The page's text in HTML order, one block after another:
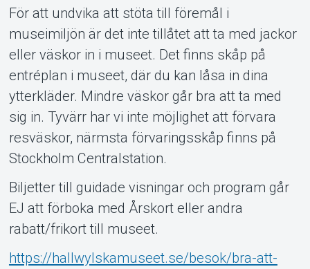
För att undvika att stöta till föremål i
museimiljön är det inte tillåtet att ta med jackor
eller väskor in i museet. Det finns skåp på
entréplan i museet, där du kan låsa in dina
ytterkläder. Mindre väskor går bra att ta med
sig in. Tyvärr har vi inte möjlighet att förvara
resväskor, närmsta förvaringsskåp finns på
Stockholm Centralstation.
Biljetter till guidade visningar och program går
EJ att förboka med Årskort eller andra
rabatt/frikort till museet.
https://hallwylskamuseet.se/besok/bra-att-